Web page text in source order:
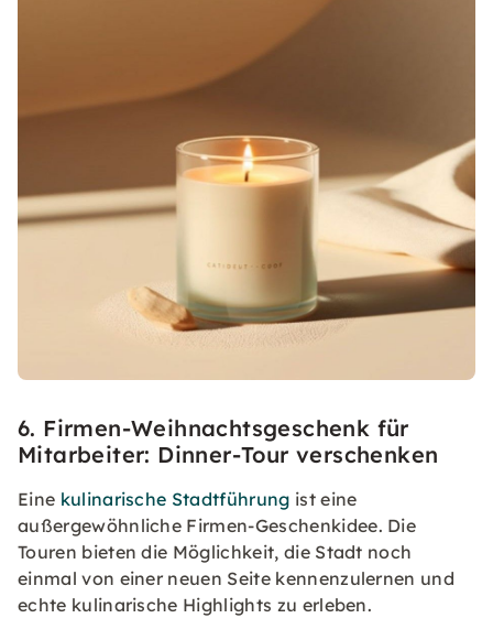
6. Firmen-Weihnachtsgeschenk für
Mitarbeiter: Dinner-Tour verschenken
Eine kulinarische Stadtführung ist eine
außergewöhnliche Firmen-Geschenkidee. Die
Touren bieten die Möglichkeit, die Stadt noch
einmal von einer neuen Seite kennenzulernen und
echte kulinarische Highlights zu erleben.